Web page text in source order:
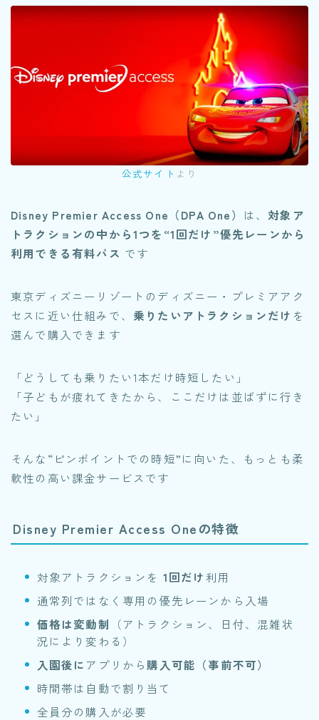
公式サイト より
Disney Premier Access One（DPA One） は、対象ア
トラクションの中から1つを“1回だけ”優先レーンから
利用できる有料パス です
東京ディズニーリゾートのディズニー・プレミアアク
セスに近い仕組みで、 乗りたいアトラクションだけ を
選んで購入できます
「どうしても乗りたい1本だけ時短したい」
「子どもが疲れてきたから、ここだけは並ばずに行き
たい」
そんな“ピンポイントでの時短”に向いた、もっとも柔
軟性の高い課金サービスです
Disney Premier Access Oneの特徴
対象アトラクションを 1回だけ利用
通常列ではなく専用の優先レーンから入場
価格は変動制
（アトラクション、日付、混雑状
況により変わる）
入園後に アプリから 購入可能（事前不可）
時間帯は自動で割り当て
全員分の購入が必要